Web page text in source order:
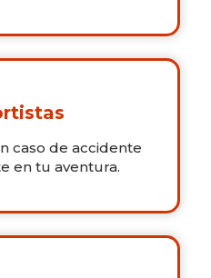
caso de accidente
en tu aventura.